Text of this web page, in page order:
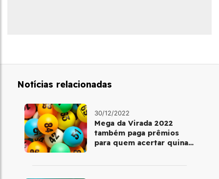
Notícias relacionadas
30/12/2022
Mega da Virada 2022
também paga prêmios
para quem acertar quina